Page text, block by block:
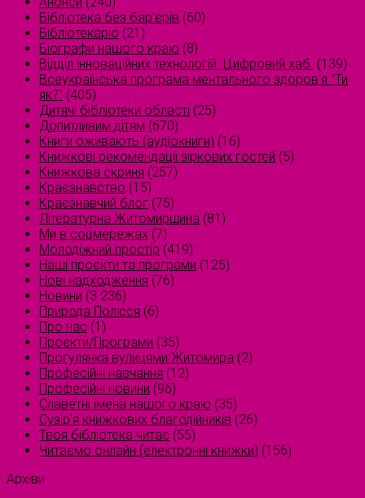
Бібліотека без бар'єрів (60)
Бібліотекарю (21)
Біографи нашого краю (8)
Відділ інноваційних технологій. Цифровий хаб. (139)
Всеукраїнська програма ментального здоров'я "Ти
як?" (405)
Дитячі бібліотеки області (25)
Допитливим дітям (670)
Книги оживають (аудіокниги) (16)
Книжкові рекомендації зіркових гостей (5)
Книжкова скриня (257)
Краєзнавство (15)
Краєзнавчий блог (75)
Літературна Житомирщина (81)
Ми в соцмережах (7)
Молодіжний простір (419)
Наші проєкти та програми (125)
Нові надходження (76)
Новини (3 236)
Природа Полісся (6)
Про нас (1)
Проєкти/Програми (35)
Прогулянка вулицями Житомира (2)
Професійні навчання (12)
Професійні новини (96)
Славетні імена нашого краю (35)
Сузірʼя книжкових благодійників (26)
Твоя бібліотека читає (55)
Читаємо онлайн (електронні книжки) (156)
Архіви